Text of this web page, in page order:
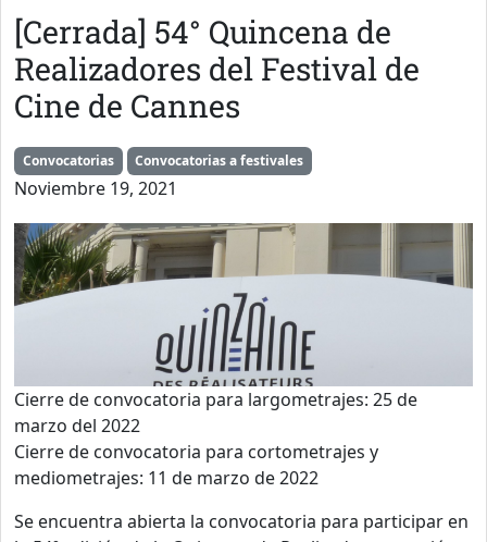
[Cerrada] 54° Quincena de
Realizadores del Festival de
Cine de Cannes
Convocatorias Convocatorias a festivales
Noviembre 19, 2021
Cierre de convocatoria para largometrajes: 25 de
marzo del 2022
Cierre de convocatoria para cortometrajes y
mediometrajes: 11 de marzo de 2022
Se encuentra abierta la convocatoria para participar en